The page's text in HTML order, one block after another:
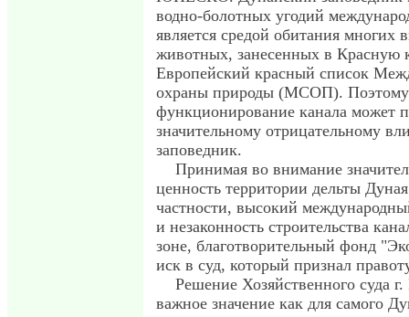
водно-болотных угодий
является средой обитания многих
животных, занесенных в Красную
Европейский красный список
охраны природы (МСОП). Поэтому
функционирование канала может
значительному отрицательному
заповедник.
Принимая во внимание
ценность территории дельты
частности, высокий
и незаконность строительства
зоне, благотворительный фонд
иск в суд, который признал
Решение Хозяйственного суда
важное значение как для самого